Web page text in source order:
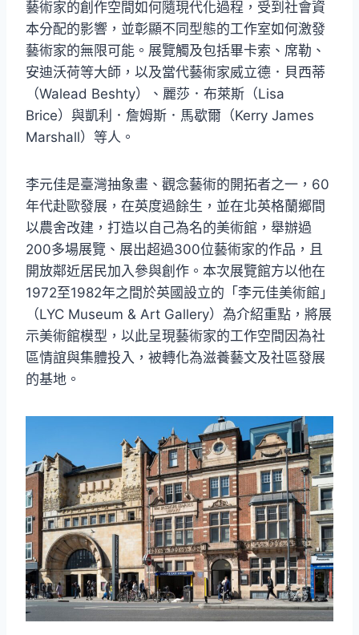
藝術家的創作空間如何隨現代化過程，受到社會資
本分配的影響，並彰顯不同型態的工作室如何激發
藝術家的無限可能。展覽觸及包括畢卡索、席勒、
安迪沃荷等大師，以及當代藝術家威立德．貝西蒂
（Walead Beshty）、麗莎．布萊斯（Lisa
Brice）與凱利．詹姆斯．馬歇爾（Kerry James
Marshall）等人。
李元佳是臺灣抽象畫、觀念藝術的開拓者之一，60
年代赴歐發展，在英度過餘生，並在北英格蘭鄉間
以農舍改建，打造以自己為名的美術館，舉辦過
200多場展覽、展出超過300位藝術家的作品，且
開放鄰近居民加入參與創作。本次展覽館方以他在
1972至1982年之間於英國設立的「李元佳美術館」
（LYC Museum & Art Gallery）為介紹重點，將展
示美術館模型，以此呈現藝術家的工作空間因為社
區情誼與集體投入，被轉化為滋養藝文及社區發展
的基地。